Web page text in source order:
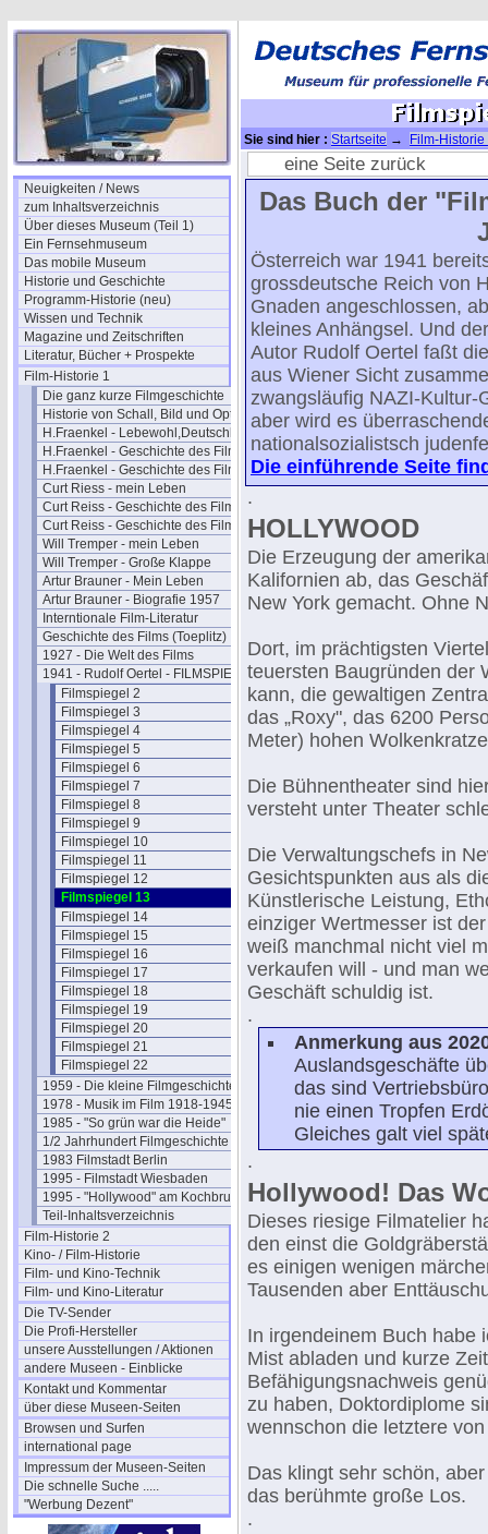
Neuigkeiten / News
zum Inhaltsverzeichnis
Über dieses Museum (Teil 1)
Ein Fernsehmuseum
Das mobile Museum
Historie und Geschichte
Programm-Historie (neu)
Wissen und Technik
Magazine und Zeitschriften
Literatur, Bücher + Prospekte
Film-Historie 1
Die ganz kurze Filmgeschichte
Historie von Schall, Bild und Optik
H.Fraenkel - Lebewohl,Deutschland
H.Fraenkel - Geschichte des Films 1
H.Fraenkel - Geschichte des Films 2
Curt Riess - mein Leben
Curt Reiss - Geschichte des Films I
Curt Reiss - Geschichte des Films II
Will Tremper - mein Leben
Will Tremper - Große Klappe
Artur Brauner - Mein Leben
Artur Brauner - Biografie 1957
Interntionale Film-Literatur
Geschichte des Films (Toeplitz)
1927 - Die Welt des Films
1941 - Rudolf Oertel - FILMSPIEGEL
Filmspiegel 2
Filmspiegel 3
Filmspiegel 4
Filmspiegel 5
Filmspiegel 6
Filmspiegel 7
Filmspiegel 8
Filmspiegel 9
Filmspiegel 10
Filmspiegel 11
Filmspiegel 12
Filmspiegel 13
Filmspiegel 14
Filmspiegel 15
Filmspiegel 16
Filmspiegel 17
Filmspiegel 18
Filmspiegel 19
Filmspiegel 20
Filmspiegel 21
Filmspiegel 22
1959 - Die kleine Filmgeschichte
1978 - Musik im Film 1918-1945
1985 - "So grün war die Heide"
1/2 Jahrhundert Filmgeschichte
1983 Filmstadt Berlin
1995 - Filmstadt Wiesbaden
1995 - "Hollywood" am Kochbrunnen
Teil-Inhaltsverzeichnis
Film-Historie 2
Kino- / Film-Historie
Film- und Kino-Technik
Film- und Kino-Literatur
Die TV-Sender
Die Profi-Hersteller
unsere Ausstellungen / Aktionen
andere Museen - Einblicke
Kontakt und Kommentar
über diese Museen-Seiten
Browsen und Surfen
international page
Impressum der Museen-Seiten
Die schnelle Suche .....
"Werbung Dezent"
Sie sind hier : Startseite → Film-Historie
eine Seite zurück
Das Buch der
Österreich war 1941
grossdeutsche Reich von
Gnaden angeschlossen,
kleines Anhängsel. Und
Autor Rudolf Oertel faßt
aus Wiener Sicht
zwangsläufig NAZI-Kultur-
aber wird es
nationalsozialistsch
Die einführende Seite
.
HOLLYWOOD
Die Erzeugung der
Kalifornien ab, das
New York gemacht. Ohne
Dort, im prächtigsten
teuersten Baugründen der
kann, die gewaltigen
das „Roxy", das 6200
Meter) hohen
Die Bühnentheater sind
versteht unter Theater
Die Verwaltungschefs in
Gesichtspunkten aus als
Künstlerische Leistung,
einziger Wertmesser ist
weiß manchmal nicht viel
verkaufen will - und man
Geschäft schuldig ist.
.
Anmerkung aus
Auslandsgeschäfte
das sind
nie einen Tropfen
Gleiches galt viel
.
Hollywood! Das
Dieses riesige Filmatelier
den einst die
es einigen wenigen
Tausenden aber
In irgendeinem Buch habe
Mist abladen und kurze
Befähigungsnachweis
zu haben, Doktordiplome
wennschon die letztere
Das klingt sehr schön,
das berühmte große Los.
.